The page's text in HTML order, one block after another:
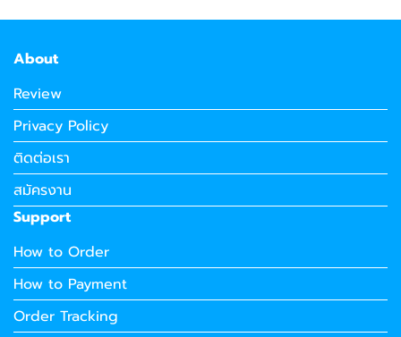
About
Review
Privacy Policy
ติดต่อเรา
สมัครงาน
Support
How to Order
How to Payment
Order Tracking